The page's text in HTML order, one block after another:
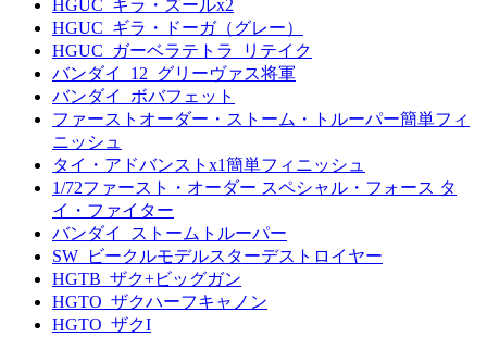
HGUC_ギラ・ズールx2
HGUC_ギラ・ドーガ（グレー）
HGUC_ガーベラテトラ_リテイク
バンダイ_12_グリーヴァス将軍
バンダイ_ボバフェット
ファーストオーダー・ストーム・トルーパー簡単フィ
ニッシュ
タイ・アドバンストx1簡単フィニッシュ
1/72ファースト・オーダー スペシャル・フォース タ
イ・ファイター
バンダイ_ストームトルーパー
SW_ビークルモデルスターデストロイヤー
HGTB_ザク+ビッグガン
HGTO_ザクハーフキャノン
HGTO_ザクI